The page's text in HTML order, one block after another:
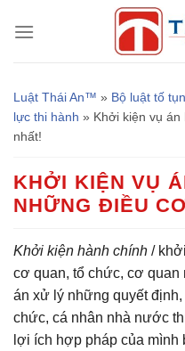
đến
Luật Thái An™ » Bộ luật tố
lực thi hành » Khởi kiện vụ
nhất!
KHỞI KIỆN VỤ
NHỮNG ĐIỀU
Khởi kiện hành chính /
cơ quan, tổ chức, cơ quan
án xử lý những quyết
chức, cá nhân nhà nước
lợi ích hợp pháp của mình